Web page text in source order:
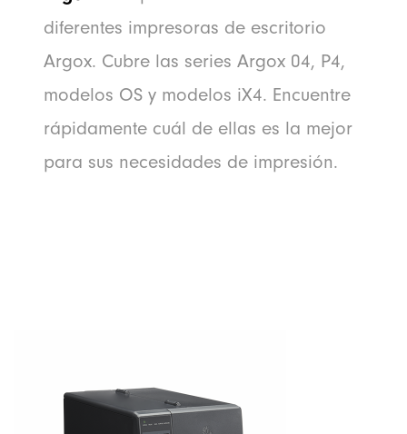
diferentes impresoras de escritorio
Argox. Cubre las series Argox 04, P4,
modelos OS y modelos iX4. Encuentre
rápidamente cuál de ellas es la mejor
para sus necesidades de impresión.